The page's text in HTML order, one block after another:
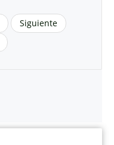
Siguiente